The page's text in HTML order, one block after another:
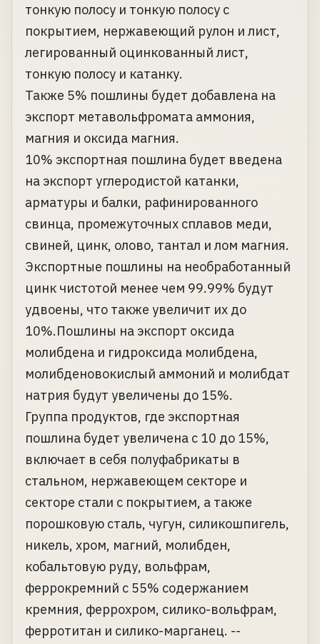
тонкую полосу и тонкую полосу с
покрытием, нержавеющий рулон и лист,
легированный оцинкованный лист,
тонкую полосу и катанку.
Также 5% пошлины будет добавлена на
экспорт метавольфромата аммония,
магния и оксида магния.
10% экспортная пошлина будет введена
на экспорт углеродистой катанки,
арматуры и балки, рафинированного
свинца, промежуточных сплавов меди,
свиней, цинк, олово, тантал и лом магния.
Экспортные пошлины на необработанный
цинк чистотой менее чем 99.99% будут
удвоены, что также увеличит их до
10%.Пошлины на экспорт оксида
молибдена и гидроксида молибдена,
молибденовокислый аммоний и молибдат
натрия будут увеличены до 15%.
Группа продуктов, где экспортная
пошлина будет увеличена с 10 до 15%,
включает в себя полуфабрикаты в
стальном, нержавеющем секторе и
секторе стали с покрытием, а также
порошковую сталь, чугун, силикошпигель,
никель, хром, магний, молибден,
кобальтовую руду, вольфрам,
феррокремний с 55% содержанием
кремния, феррохром, силико-вольфрам,
ферротитан и силико-марганец. --